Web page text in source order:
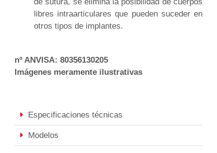
libres intraarticulares que pueden suceder en
otros tipos de implantes.
nº ANVISA: 80356130205
Imágenes meramente ilustrativas
Especificaciones técnicas
Modelos